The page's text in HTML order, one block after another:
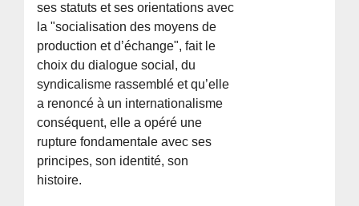
ses statuts et ses orientations avec
la "socialisation des moyens de
production et d’échange", fait le
choix du dialogue social, du
syndicalisme rassemblé et qu’elle
a renoncé à un internationalisme
conséquent, elle a opéré une
rupture fondamentale avec ses
principes, son identité, son
histoire.